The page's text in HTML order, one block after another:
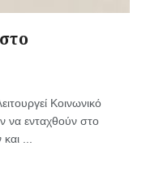
Κοινωνικό
να ενταχθούν στο
...